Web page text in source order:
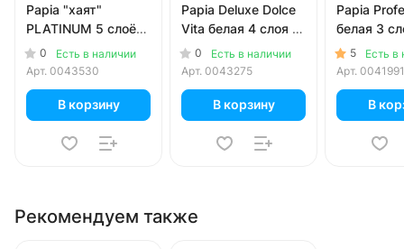
Papia "хаят"
PLATINUM 5 слоёв,
4 шт. в уп.
0
Есть в наличии
Арт. 0043530
В корзину
Papia Deluxe Dolce
Vita белая 4 слоя (8
шт)
0
Есть в наличии
Арт. 0043275
В корзину
Papia
белая 3
5
Есть в
Арт. 0041991
В
Рекомендуем также